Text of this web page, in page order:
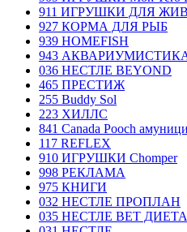
911 ИГРУШКИ ДЛЯ
927 КОРМА ДЛЯ РЫБ
939 HOMEFISH
943
036 НЕСТЛЕ BEYOND
465 ПРЕСТИЖ
255 Buddy Sol
223 ХИЛЛC
841 Canada Poоch
117 REFLEX
910 ИГРУШКИ Chomper
998 РЕКЛАМА
975 КНИГИ
032 НЕСТЛЕ ПРОПЛАН
035 НЕСТЛЕ ВЕТ ДИЕТА